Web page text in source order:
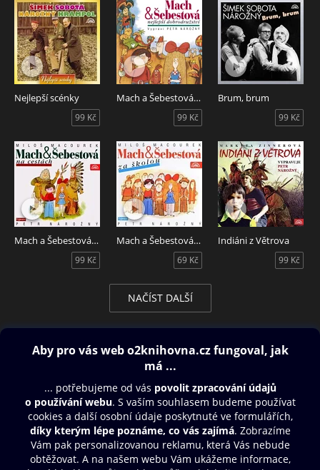
Nejlepší scénky
99 Kč
Mach a Šebestová - Nejlepší dobrodružství
99 Kč
Brum, brum
99 Kč
Mach a Šebestová na cestách
99 Kč
Mach a Šebestová za školou
69 Kč
Indiáni z Větrova
99 Kč
NAČÍST DALŠÍ
Obsah ke stažení
Moje O2 Knihovna
Další zábava